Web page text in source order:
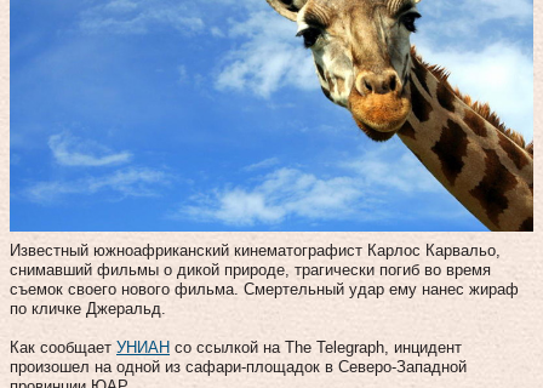
Известный южноафриканский кинематографист Карлос Карвальо,
снимавший фильмы о дикой природе, трагически погиб во время
съемок своего нового фильма. Смертельный удар ему нанес жираф
по кличке Джеральд.
Как сообщает УНИАН со ссылкой на The Telegraph, инцидент
произошел на одной из сафари-площадок в Северо-Западной